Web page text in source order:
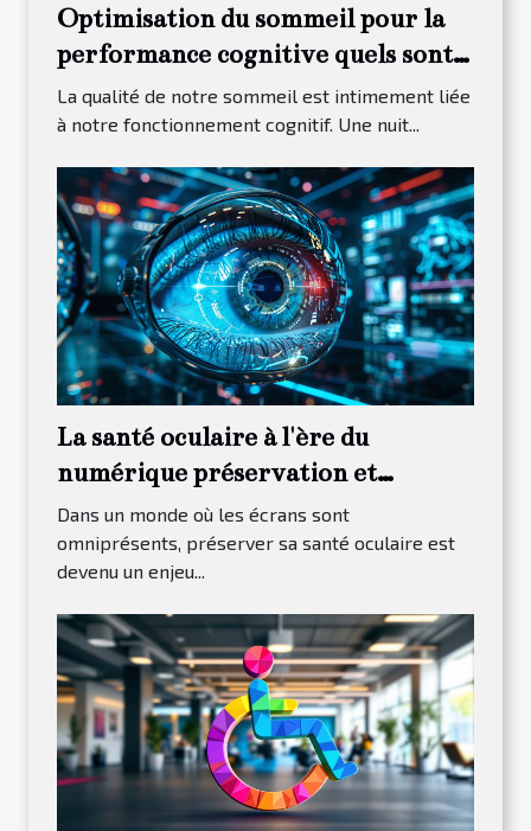
Optimisation du sommeil pour la
performance cognitive quels sont
les rituels efficaces
La qualité de notre sommeil est intimement liée
à notre fonctionnement cognitif. Une nuit...
La santé oculaire à l'ère du
numérique préservation et
conseils pratiques
Dans un monde où les écrans sont
omniprésents, préserver sa santé oculaire est
devenu un enjeu...